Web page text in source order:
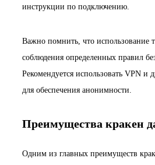
инструкции по подключению.
Важно помнить, что использование
соблюдения определенных правил
Рекомендуется использовать VPN и
для обеспечения анонимности.
Преимущества кракен
Одним из главных преимуществ